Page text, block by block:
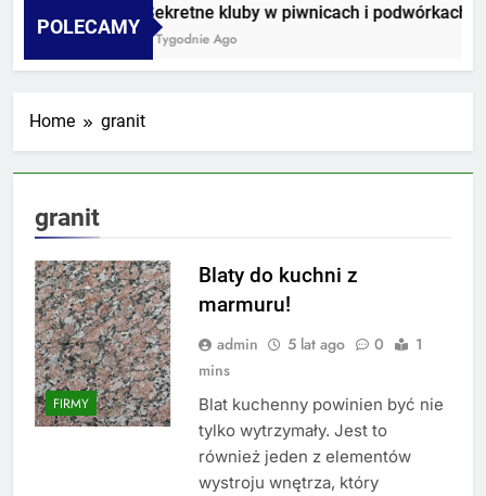
POLECAMY
Sekretne kluby w piwnicach i podwórkach
3 Tygodnie Ago
Home granit
granit
FIRMY
Blaty do kuchni z
marmuru!
admin 5 lat ago 0
1
mins
Blat kuchenny powinien być nie
tylko wytrzymały. Jest to
również jeden z elementów
wystroju wnętrza, który